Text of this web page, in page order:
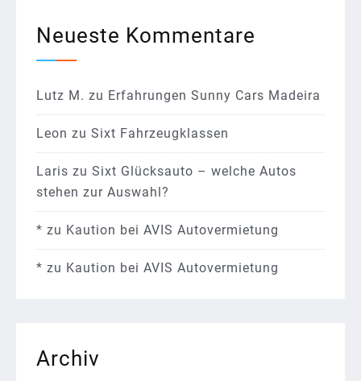
Neueste Kommentare
Lutz M. zu Erfahrungen Sunny Cars Madeira
Leon zu Sixt Fahrzeugklassen
Laris zu Sixt Glücksauto – welche Autos
stehen zur Auswahl?
* zu Kaution bei AVIS Autovermietung
* zu Kaution bei AVIS Autovermietung
Archiv